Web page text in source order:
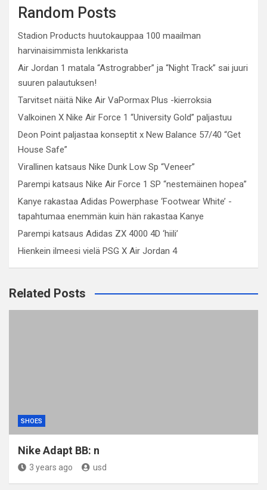
Random Posts
Stadion Products huutokauppaa 100 maailman
harvinaisimmista lenkkarista
Air Jordan 1 matala “Astrograbber” ja “Night Track” sai juuri
suuren palautuksen!
Tarvitset näitä Nike Air VaPormax Plus -kierroksia
Valkoinen X Nike Air Force 1 “University Gold” paljastuu
Deon Point paljastaa konseptit x New Balance 57/40 “Get
House Safe”
Virallinen katsaus Nike Dunk Low Sp “Veneer”
Parempi katsaus Nike Air Force 1 SP “nestemäinen hopea”
Kanye rakastaa Adidas Powerphase ‘Footwear White’ -
tapahtumaa enemmän kuin hän rakastaa Kanye
Parempi katsaus Adidas ZX 4000 4D ‘hiili’
Hienkein ilmeesi vielä PSG X Air Jordan 4
Related Posts
SHOES
Nike Adapt BB: n
3 years ago usd